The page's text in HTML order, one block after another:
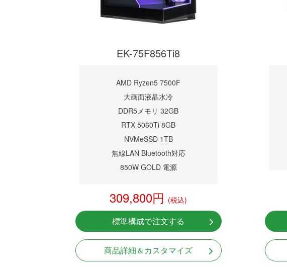
EK-75F856Ti8
AMD Ryzen5 7500F
大画面液晶水冷
DDR5メモリ 32GB
RTX 5060Ti 8GB
NVMeSSD 1TB
無線LAN Bluetooth対応
850W GOLD 電源
309,800円 (税込)
標準構成で注文する
商品詳細＆カスタマイズ